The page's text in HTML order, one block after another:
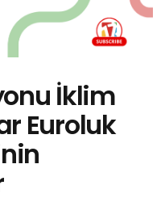
İklim
Euroluk